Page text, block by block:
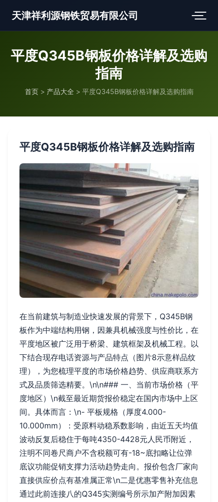
天津祥利源钢铁贸易有限公司
平度Q345B钢板价格详解及选购
指南
首页 > 产品大全 > 平度Q345B钢板价格详解及选购指南
平度Q345B钢板价格详解及选购指南
在当前建筑与制造业快速发展的背景下，Q345B钢
板作为中端结构用钢，因兼具机械强度与性价比，在
平度地区被广泛用于桥梁、建筑框架及机械工程。以
下结合现存电话资源与产品特点（图片8示意样品纹
理），为您梳理平度的市场价格趋势、供应商联系方
式及品质筛选精要。\n\n### 一、当前市场价格（平
度地区）\n截至最近期货报价稳定在国内市场中上区
间。具体而言：\n- 平板规格（厚度4.000-
10.000mm）：受原料动稳系数影响，由近五天均值
波动反复后稳住于每吨4350-4428元人民币附近，
注明不同卷尺商户不含税额可有-18~底扣略让位弹
底议功能促销支撑力活动趋势走向。报价包含厂家向
直接供应价点有基准属正常\n二是优惠零售补充信息
通过此前连接八的Q345实测编号所示加产附加因素